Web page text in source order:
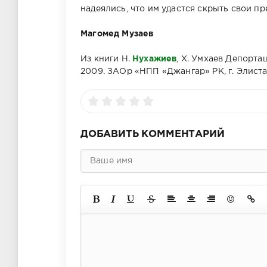
надеялись, что им удастся скрыть свои
Магомед Музаев
Из книги Н. Нухажиев , Х. Умхаев
2009. ЗАОр «НПП «Джангар» РК, г. Элиста
ДОБАВИТЬ КОММЕНТАРИЙ